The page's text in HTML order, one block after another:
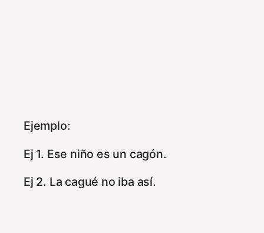
Ejemplo:
Ej 1. Ese niño es un cagón.
Ej 2. La cagué no iba así.